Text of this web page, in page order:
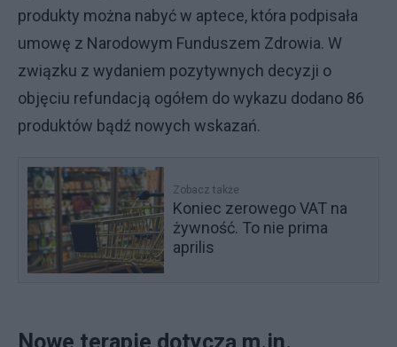
produkty można nabyć w aptece, która podpisała
umowę z Narodowym Funduszem Zdrowia. W
związku z wydaniem pozytywnych decyzji o
objęciu refundacją ogółem do wykazu dodano 86
produktów bądź nowych wskazań.
Zobacz także
Koniec zerowego VAT na
żywność. To nie prima
aprilis